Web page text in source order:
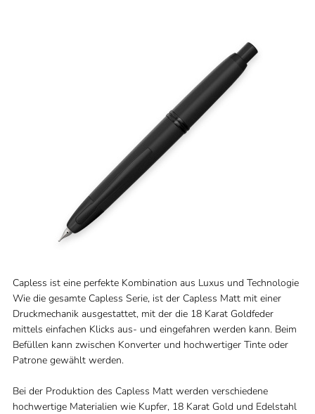
Capless ist eine perfekte Kombination aus Luxus und Technologie
Wie die gesamte Capless Serie, ist der Capless Matt mit einer
Druckmechanik ausgestattet, mit der die 18 Karat Goldfeder
mittels einfachen Klicks aus- und eingefahren werden kann. Beim
Befüllen kann zwischen Konverter und hochwertiger Tinte oder
Patrone gewählt werden.
Bei der Produktion des Capless Matt werden verschiedene
hochwertige Materialien wie Kupfer, 18 Karat Gold und Edelstahl